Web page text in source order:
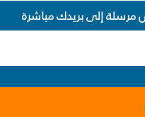
إلى بريدك مباشرة